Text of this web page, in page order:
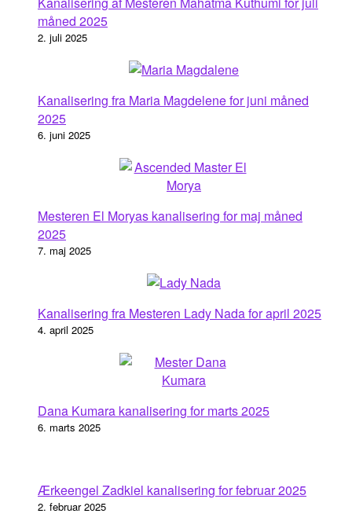
måned 2025
2. juli 2025
Kanalisering fra Maria Magdelene for juni måned
2025
6. juni 2025
Mesteren El Moryas kanalisering for maj måned
2025
7. maj 2025
Kanalisering fra Mesteren Lady Nada for april 2025
4. april 2025
Dana Kumara kanalisering for marts 2025
6. marts 2025
Ærkeengel Zadkiel kanalisering for februar 2025
2. februar 2025